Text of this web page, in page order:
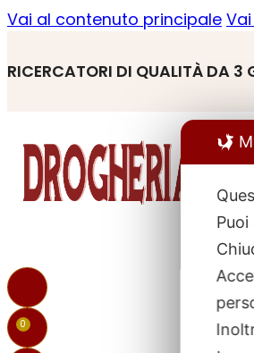
Vai al contenuto principale
RICERCATORI DI QUALITÀ DA 3
0